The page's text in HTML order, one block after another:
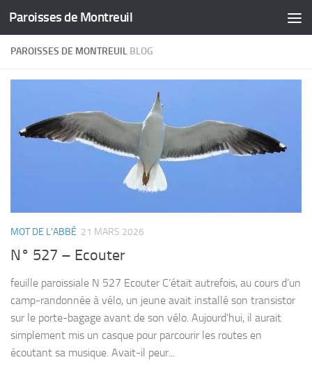
Skip to content
Paroisses de Montreuil
PAROISSES DE MONTREUIL BLOG
MOT DE L'ABBÉ 21 MARS 2026
N° 527 – Ecouter
feuille paroissiale N 527 Ecouter C’était autrefois, au cours d’un
camp-randonnée à vélo, un jeune avait installé son transistor
sur le porte-bagage avant de son vélo. Aujourd’hui, il aurait
simplement mis un casque pour parcourir les routes en
écoutant sa musique. Avait-il peur...